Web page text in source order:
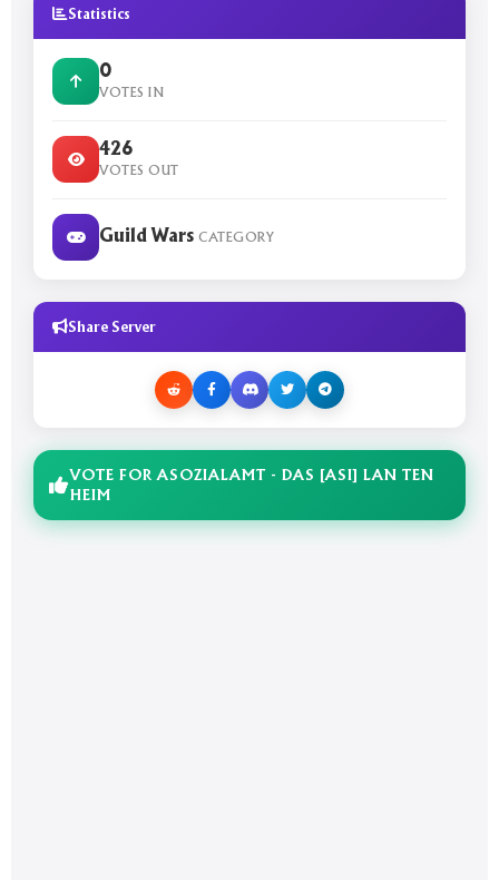
Statistics
0
VOTES IN
426
VOTES OUT
Guild Wars CATEGORY
Share Server
VOTE FOR ASOZIALAMT - DAS [ASI] LAN TEN
HEIM